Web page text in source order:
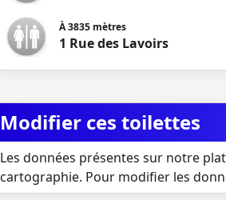
À3835 mètres
1 Rue des Lavoirs
Modifier ces toilettes
Les données présentes sur notre
cartographie. Pour modifier les